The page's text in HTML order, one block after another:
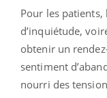
Pour les patients,
d’inquiétude,
obtenir un
sentiment
nourri des